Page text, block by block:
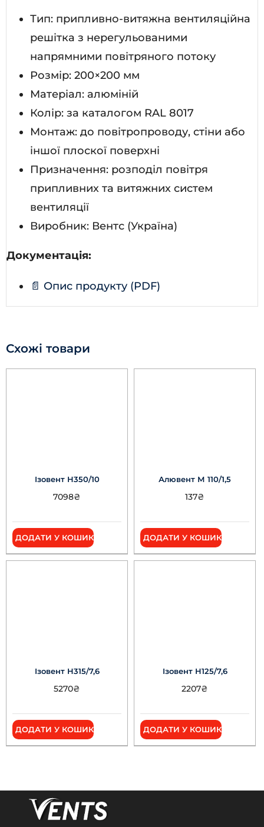
Тип: припливно-витяжна вентиляційна
решітка з нерегульованими
напрямними повітряного потоку
Розмір: 200×200 мм
Матеріал: алюміній
Колір: за каталогом RAL 8017
Монтаж: до повітропроводу, стіни або
іншої плоскої поверхні
Призначення: розподіл повітря
припливних та витяжних систем
вентиляції
Виробник: Вентс (Україна)
Документація:
📄 Опис продукту (PDF)
Схожі товари
Ізовент Н350/10
7098₴
ДОДАТИ У КОШИК
Алювент М 110/1,5
137₴
ДОДАТИ У КОШИК
Ізовент Н315/7,6
5270₴
ДОДАТИ У КОШИК
Ізовент Н125/7,6
2207₴
ДОДАТИ У КОШИК